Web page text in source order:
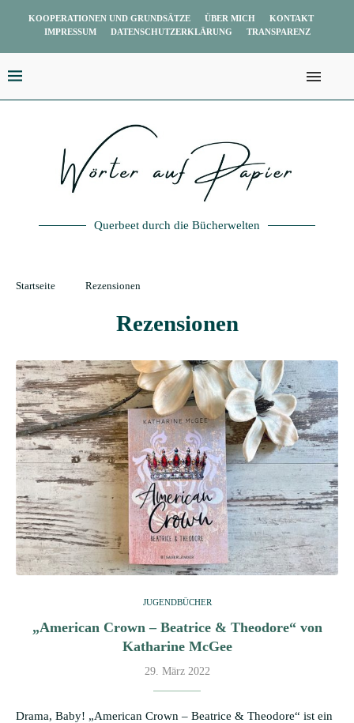
KOOPERATIONEN UND GRUNDSÄTZE ÜBER MICH
KONTAKT
IMPRESSUM
DATENSCHUTZERKLÄRUNG TRANSPARENZ
Querbeet durch die Bücherwelten
Startseite Rezensionen
Rezensionen
JUGENDBÜCHER
„American Crown – Beatrice & Theodore“ von
Katharine McGee
29. März 2022
Drama, Baby! „American Crown – Beatrice & Theodore“ ist ein